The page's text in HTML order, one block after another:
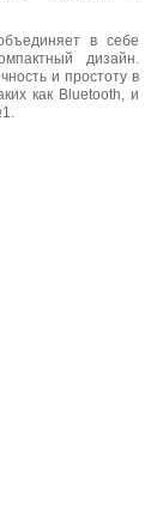
в себе
дизайн.
и простоту в
как Bluetooth, и